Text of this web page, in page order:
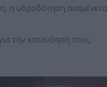
υδροδότηση
την κατανόησή τους.